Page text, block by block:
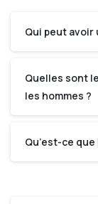
Qui peut avoir
Quelles sont
les hommes ?
Qu’est-ce